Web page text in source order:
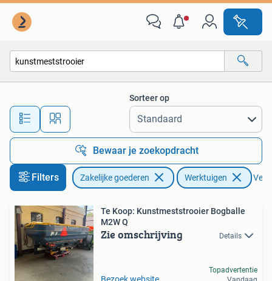
Alle afstanden…
Sorteer op
Bewaar je zoekopdracht
Filters Zakelijke goederen Werktuigen
Te Koop: Kunstmeststrooier Bogballe
M2W Q
Zie omschrijving Details
Topadvertentie